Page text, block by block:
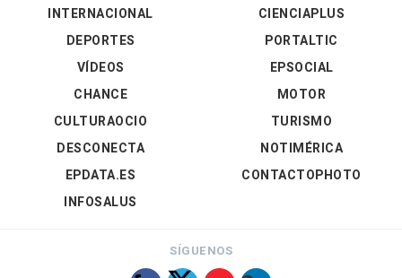
INTERNACIONAL
DEPORTES
VÍDEOS
CIENCIAPLUS
PORTALTIC
EPSOCIAL
CHANCE
CULTURAOCIO
DESCONECTA
EPDATA.ES
INFOSALUS
MOTOR
TURISMO
NOTIMÉRICA
CONTACTOPHOTO
SÍGUENOS